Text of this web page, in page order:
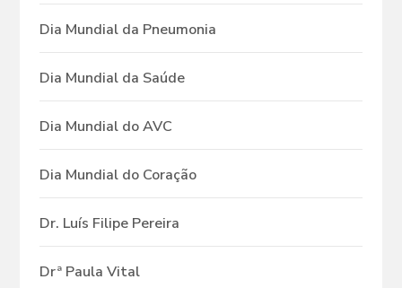
Dia Mundial da Pneumonia
Dia Mundial da Saúde
Dia Mundial do AVC
Dia Mundial do Coração
Dr. Luís Filipe Pereira
Drª Paula Vital